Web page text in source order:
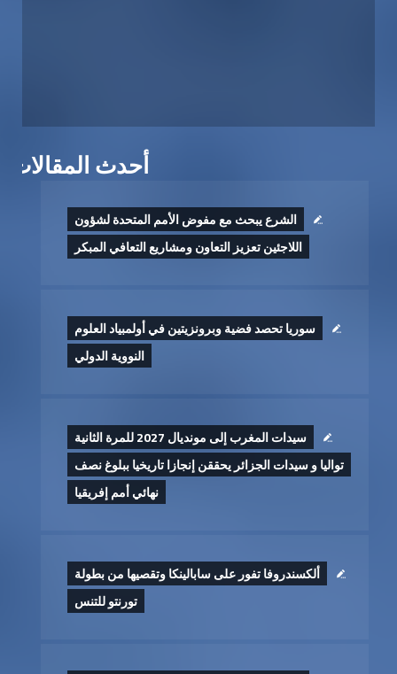
أحدث المقالات
الشرع يبحث مع مفوض الأمم المتحدة لشؤون
اللاجئين تعزيز التعاون ومشاريع ‏التعافي ‏المبكر
سوريا تحصد فضية وبرونزيتين في أولمبياد العلوم
النووية الدولي
سيدات المغرب إلى مونديال 2027 للمرة الثانية
تواليا و سيدات الجزائر يحققن إنجازا تاريخيا ببلوغ نصف
نهائي أمم إفريقيا
ألكسندروفا تفور على سابالينكا وتقصيها من بطولة
تورنتو للتنس